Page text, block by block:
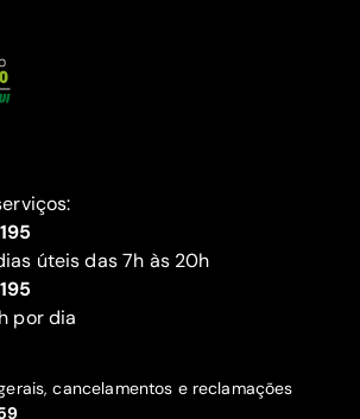
úteis das 7h às 20h
por dia
cancelamentos e reclamações